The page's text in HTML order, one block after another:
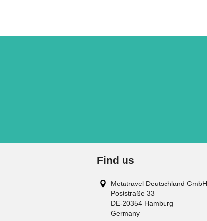
Find us
Metatravel Deutschland GmbH
Poststraße 33
DE-20354 Hamburg
Germany